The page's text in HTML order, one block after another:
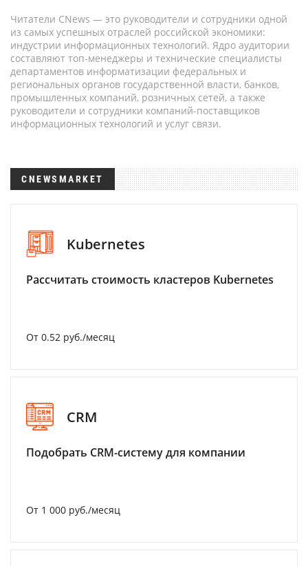
Читатели CNews — это руководители и сотрудники одной
из самых успешных отраслей российской экономики:
индустрии информационных технологий. Ядро аудитории
составляют топ-менеджеры и технические специалисты
департаментов информатизации федеральных и
региональных органов государственной власти, банков,
промышленных компаний, розничных сетей, а также
руководители и сотрудники компаний-поставщиков
информационных технологий и услуг связи.
CNEWSMARKET
Kubernetes
Рассчитать стоимость кластеров Kubernetes
От 0.52 руб./месяц
CRM
Подобрать CRM-систему для компании
От 1 000 руб./месяц